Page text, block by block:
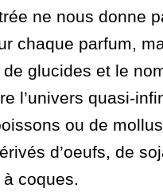
ne nous donne
chaque parfum,
glucides et le
l’univers quasi-
ou de
d’oeufs, de
coques.